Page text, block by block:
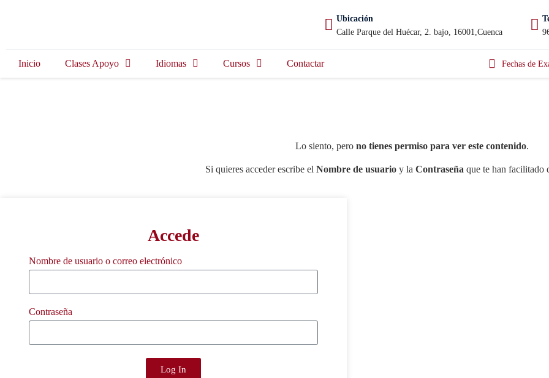
Ubicación
Calle Parque del Huécar, 2. bajo, 16001,Cuenca
Inicio Clases Apoyo Idiomas Cursos Contactar Fechas de
Lo siento, perono tienes permiso para ver este contenido.
Si quieres acceder escribe el Nombre de usuarioy la Contraseña que te han facilitado
Accede
Nombre de usuario o correo electrónico
Contraseña
Log In